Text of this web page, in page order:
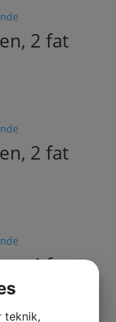
2 fat
2 fat
4 fat
teknik,